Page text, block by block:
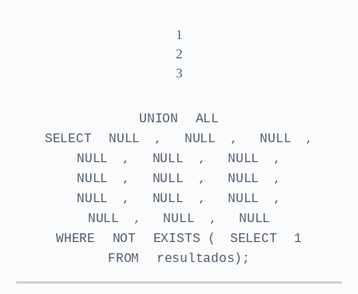
1
2
3
UNION
ALL
SELECT
NULL , NULL , NULL
,
NULL
, NULL , NULL
,
NULL
, NULL , NULL
,
NULL
, NULL , NULL
,
NULL
, NULL ,
NULL
WHERE
NOT EXISTS ( SELECT
1
FROM
resultados);